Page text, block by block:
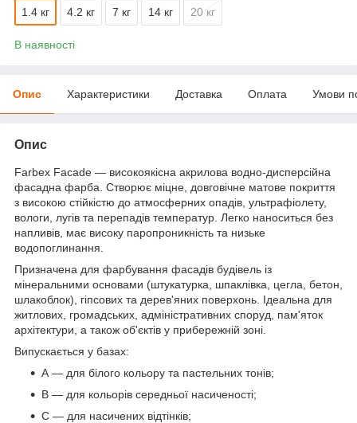
1.4 кг 4.2 кг 7 кг 14 кг 20 кг
В наявності
Опис Характеристики Доставка Оплата Умови
Опис
Farbex Facade — високоякісна акрилова водно-дисперсійна
фасадна фарба. Створює міцне, довговічне матове покриття
з високою стійкістю до атмосферних опадів, ультрафіолету,
вологи, лугів та перепадів температур. Легко наноситься без
напливів, має високу паропроникність та низьке
водопоглинання.
Призначена для фарбування фасадів будівель із
мінеральними основами (штукатурка, шпаклівка, цегла, бетон,
шлакоблок), гіпсових та дерев'яних поверхонь. Ідеальна для
житлових, громадських, адміністративних споруд, пам'яток
архітектури, а також об'єктів у прибережній зоні.
Випускається у базах:
А — для білого кольору та пастельних тонів;
В — для кольорів середньої насиченості;
С — для насичених відтінків;